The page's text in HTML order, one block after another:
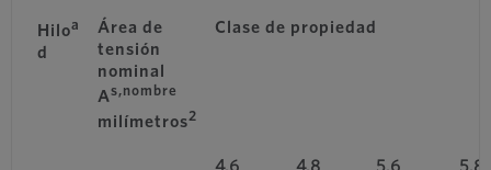
Hiloa
d
Área de
tensión
nominal
As,nombre
milímetros2
Clase de propiedad